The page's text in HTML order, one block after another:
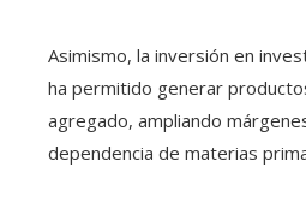
Asimismo, la inversión en
ha permitido generar
agregado, ampliando
dependencia de materias